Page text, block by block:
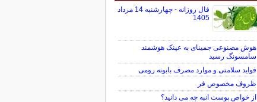
فال روزانه - چهارشنبه 14 مرداد
1405
هوش مصنوعی جمینای به عینک هوشمند
سامسونگ رسید
فواید سلامتی و موارد مصرف بابونه رومی
ظروف مخصوص فر
از خواص پوست انبه چه می دانید؟